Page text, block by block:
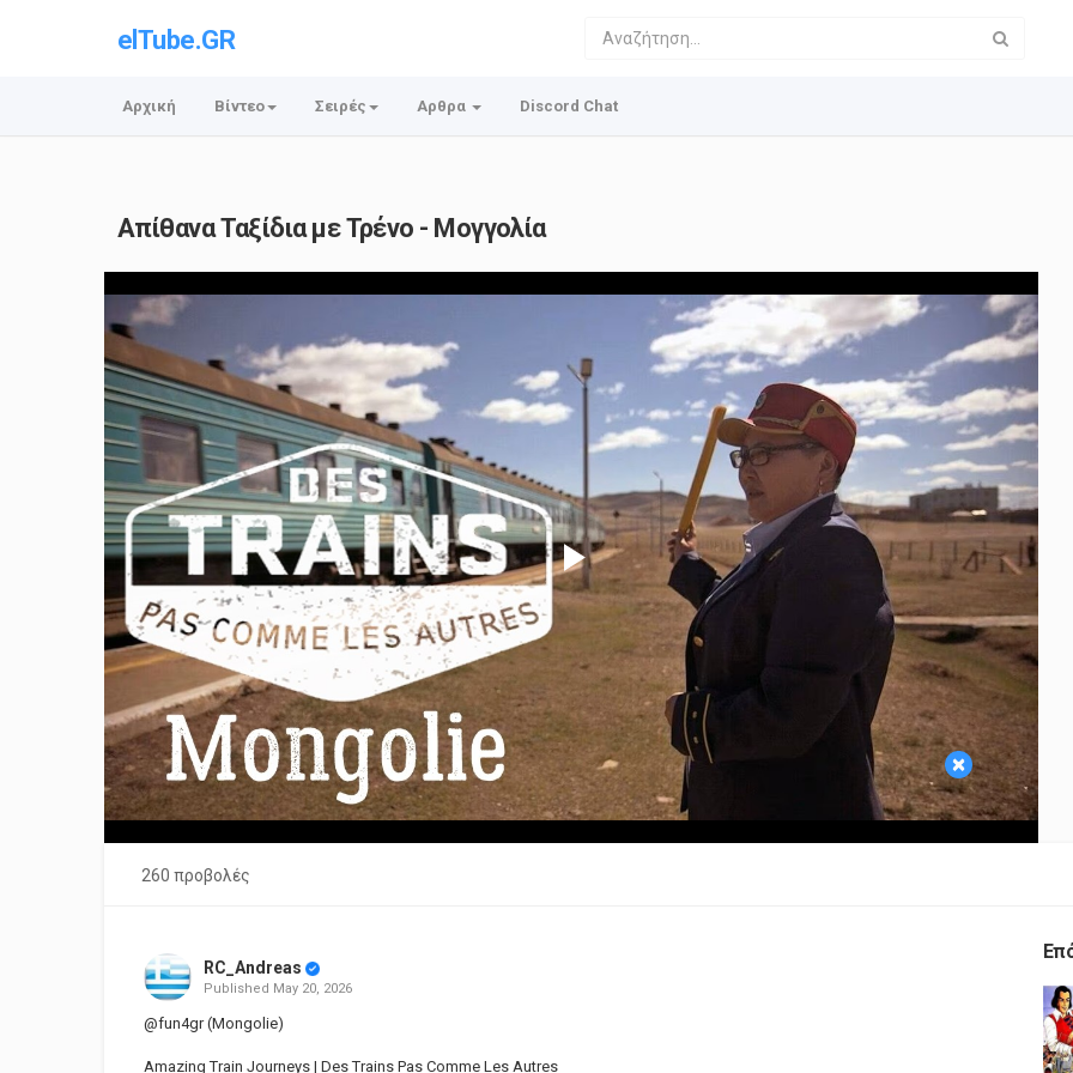
elTube.GR
Αρχική Βίντεο Σειρές Αρθρα Discord Chat
Απίθανα Ταξίδια με Τρένο - Μογγολία
×
Play
Video
260 προβολές
RC_Andreas
Published May 20, 2026
@fun4gr (Mongolie)
Amazing Train Journeys | Des Trains Pas Comme Les Autres